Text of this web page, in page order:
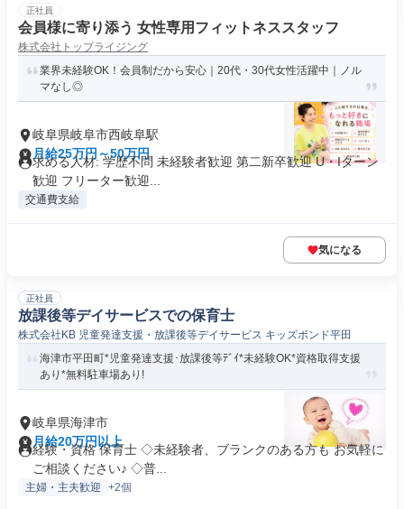
正社員
会員様に寄り添う 女性専用フィットネススタッフ
株式会社トップライジング
業界未経験OK！会員制だから安心｜20代・30代女性活躍中｜ノル
マなし◎
岐阜県岐阜市西岐阜駅
月給25万円～50万円
求める人材: 学歴不問 未経験者歓迎 第二新卒歓迎 U・Iターン
歓迎 フリーター歓迎...
交通費支給
気になる
正社員
放課後等デイサービスでの保育士
株式会社KB 児童発達支援・放課後等デイサービス キッズボンド平田
海津市平田町*児童発達支援･放課後等ﾃﾞｲ*未経験OK*資格取得支援
あり*無料駐車場あり!
岐阜県海津市
月給20万円以上
経験・資格 保育士 ◇未経験者、ブランクのある方も お気軽に
ご相談ください♪ ◇普...
主婦・主夫歓迎 +2個